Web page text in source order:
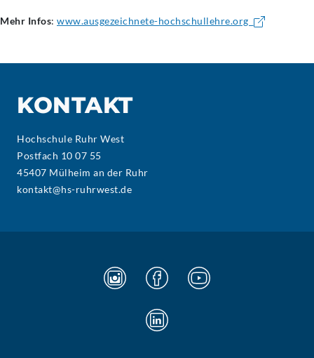
Mehr Infos: www.ausgezeichnete-hochschullehre.org
KONTAKT
Hochschule Ruhr West
Postfach 10 07 55
45407 Mülheim an der Ruhr
kontakt@hs-ruhrwest.de